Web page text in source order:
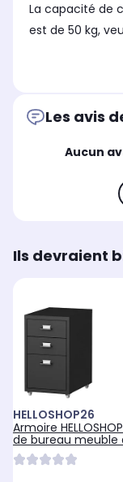
La capacité de
est de 50 kg,
Les avis
Aucun
Ils devraient
HELLOSHOP26
Armoire
de bureau meuble
rangement po